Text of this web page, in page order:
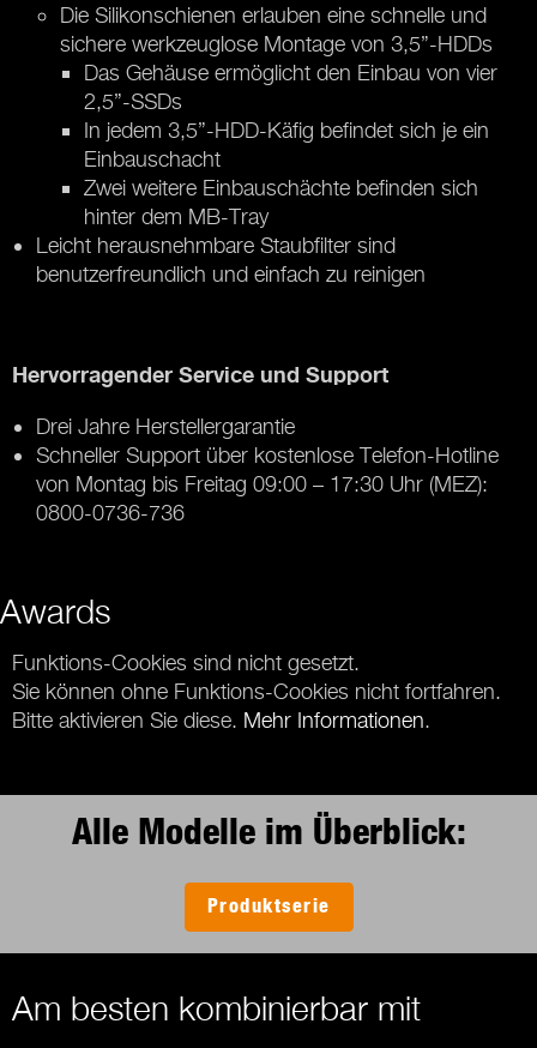
Die Silikonschienen erlauben eine schnelle und
sichere werkzeuglose Montage von 3,5”-HDDs
Das Gehäuse ermöglicht den Einbau von vier
2,5”-SSDs
In jedem 3,5”-HDD-Käfig befindet sich je ein
Einbauschacht
Zwei weitere Einbauschächte befinden sich
hinter dem MB-Tray
Leicht herausnehmbare Staubfilter sind
benutzerfreundlich und einfach zu reinigen
Hervorragender Service und Support
Drei Jahre Herstellergarantie
Schneller Support über kostenlose Telefon-Hotline
von Montag bis Freitag 09:00 – 17:30 Uhr (MEZ):
0800-0736-736
Awards
Funktions-Cookies sind nicht gesetzt.
Sie können ohne Funktions-Cookies nicht fortfahren.
Bitte aktivieren Sie diese. Mehr Informationen.
Alle Modelle im Überblick:
Produktserie
Am besten kombinierbar mit